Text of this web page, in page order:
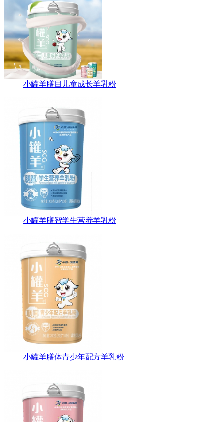
小罐羊膳目儿童成长羊乳粉
小罐羊膳智学生营养羊乳粉
小罐羊膳体青少年配方羊乳粉